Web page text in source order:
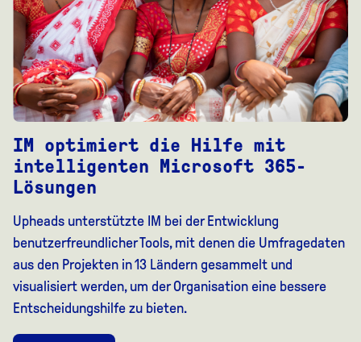
IM optimiert die Hilfe mit
intelligenten Microsoft 365-
Lösungen
Upheads unterstützte IM bei der Entwicklung
benutzerfreundlicher Tools, mit denen die Umfragedaten
aus den Projekten in 13 Ländern gesammelt und
visualisiert werden, um der Organisation eine bessere
Entscheidungshilfe zu bieten.